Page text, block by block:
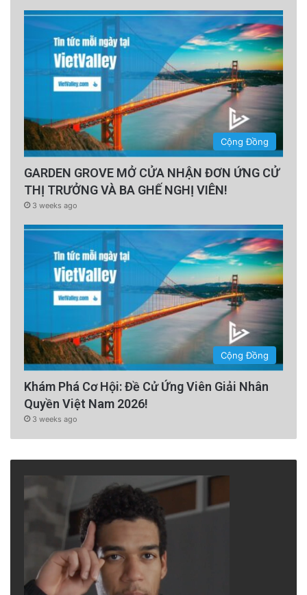
Cộng Đồng
GARDEN GROVE MỞ CỬA NHẬN ĐƠN ỨNG CỬ
THỊ TRƯỞNG VÀ BA GHẾ NGHỊ VIÊN!
3 weeks ago
Cộng Đồng
Khám Phá Cơ Hội: Đề Cử Ứng Viên Giải Nhân
Quyền Việt Nam 2026!
3 weeks ago